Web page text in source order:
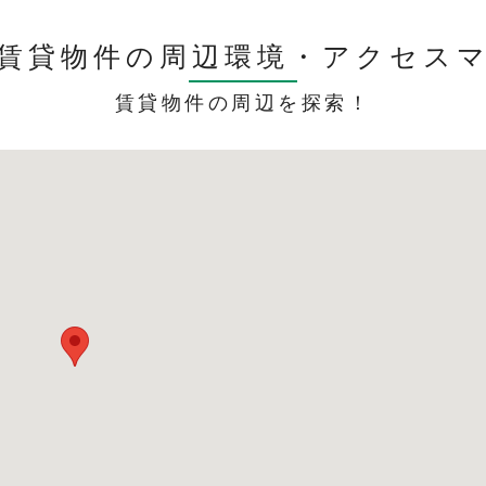
貸物件の周辺環境・ アクセス
賃貸物件の周辺を探索！